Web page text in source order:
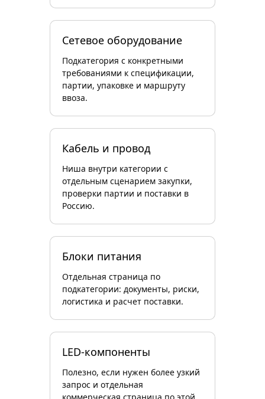
Сетевое оборудование
Подкатегория с конкретными
требованиями к спецификации,
партии, упаковке и маршруту
ввоза.
Кабель и провод
Ниша внутри категории с
отдельным сценарием закупки,
проверки партии и поставки в
Россию.
Блоки питания
Отдельная страница по
подкатегории: документы, риски,
логистика и расчет поставки.
LED-компоненты
Полезно, если нужен более узкий
запрос и отдельная